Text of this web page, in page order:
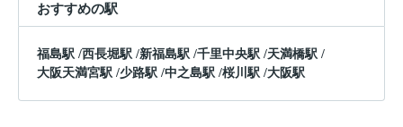
おすすめの駅
福島駅 /西長堀駅 /新福島駅 /千里中央駅 /天満橋駅 /
大阪天満宮駅 /少路駅 /中之島駅 /桜川駅 /大阪駅